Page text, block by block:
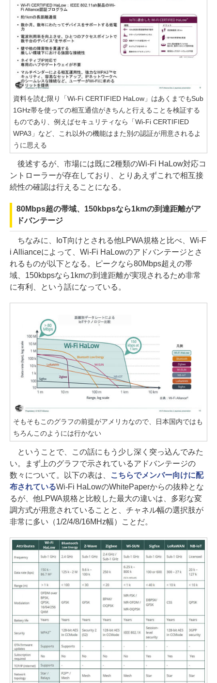
資料を読む限り「Wi-Fi CERTIFIED HaLow」はあくまでもSub
1GHz帯を使っての相互通信がきちんと行えることを検証する
ものであり、例えばセキュリティなら「Wi-Fi CERTIFIED
WPA3」など、これ以外の機能はまた別の認証が用意されるよ
うに思える
後述するが、市場には既に2種類のWi-Fi HaLow対応コ
ントローラーが存在しており、とりあえずこれで相互接
続性の確認は行えることになる。
80Mbps超の帯域、150kbpsなら1kmの到達距離がア
ドバンテージ
ちなみに、IoT向けとされる他LPWA規格と比べ、Wi-F
i Allianceによって、Wi-Fi HaLowのアドバンテージとさ
れるものが以下となる。ピークなら80Mbps超えの帯
域、150kbpsなら1kmの到達距離が実現されるため非常
に有利、という話になっている。
そもそもこのグラフの前提がアメリカなので、日本国内ではも
ちろんこのようには行かない
ということで、この話にもう少し深く突っ込んでみた
い。まず上のグラフで示されているアドバンテージの
数々について。以下の表は、
こちらでメンバー向けに配
布されているWi-Fi HaLowのWhitePaperからの抜粋とな
るが、他LPWA規格と比較した最大の違いは、多彩な変
調方式が用意されていることと、チャネル幅の選択肢が
非常に多い（1/2/4/8/16MHz幅）ことだ。